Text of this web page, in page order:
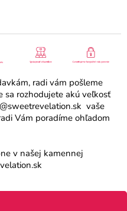
radi vám pošleme
sa rozhodujete akú veľkosť
vaše
Vám poradíme ohľadom
v našej kamennej